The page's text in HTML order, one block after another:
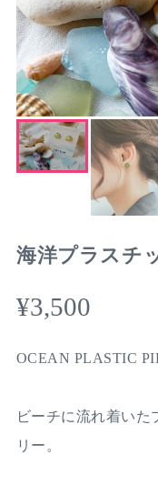
海洋プラスチ
¥3,500
OCEAN PLASTIC
ビーチに流れ着いた
リー。